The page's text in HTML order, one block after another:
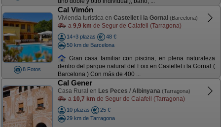
8 Fotos
Cal Vimón
Vivienda turística en Castellet i la Gornal (Barcelona)
a 9,9 km de Segur de Calafell (Tarragona)
14+3 plazas
48 €
50 km de Barcelona
Gran casa familiar con piscina, en plena naturaleza
dentro del parque natural del Foix en Castellet i la Gornal (
Barcelona ) Con más de 400 ...
Cal Gener
Casa Rural en Les Peces / Albinyana (Tarragona)
a 10,7 km de Segur de Calafell (Tarragona)
10 plazas
25 €
29 km de Tarragona